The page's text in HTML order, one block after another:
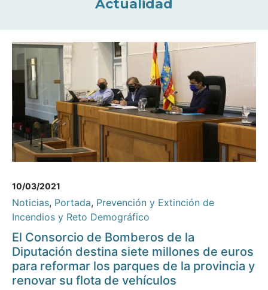
Actualidad
10/03/2021
Noticias, Portada, Prevención y Extinción de
Incendios y Reto Demográfico
El Consorcio de Bomberos de la
Diputación destina siete millones de euros
para reformar los parques de la provincia y
renovar su flota de vehículos